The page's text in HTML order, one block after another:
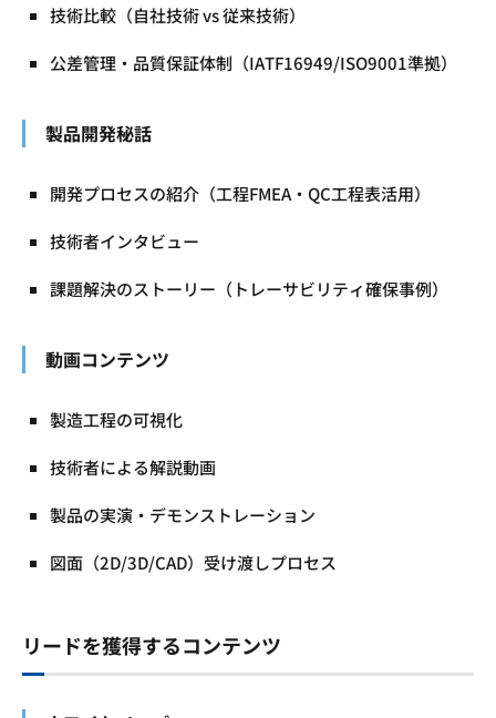
技術比較（自社技術 vs 従来技術）
公差管理・品質保証体制（IATF16949/ISO9001準拠）
製品開発秘話
開発プロセスの紹介（工程FMEA・QC工程表活用）
技術者インタビュー
課題解決のストーリー（トレーサビリティ確保事例）
動画コンテンツ
製造工程の可視化
技術者による解説動画
製品の実演・デモンストレーション
図面（2D/3D/CAD）受け渡しプロセス
リードを獲得するコンテンツ